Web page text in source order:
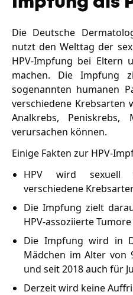
Die Deutsche
nutzt den Welttag der
HPV-Impfung bei Eltern
machen. Die Impfung
sogenannten humanen
verschiedene Krebsarten
Analkrebs, Peniskrebs,
verursachen können.
Einige Fakten zur HPV-
HPV wird sexuell
verschiedene
Die Impfung zielt
HPV-assoziierte
Die Impfung wird in
Mädchen im Alter von
und seit 2018 auch für
Derzeit wird keine